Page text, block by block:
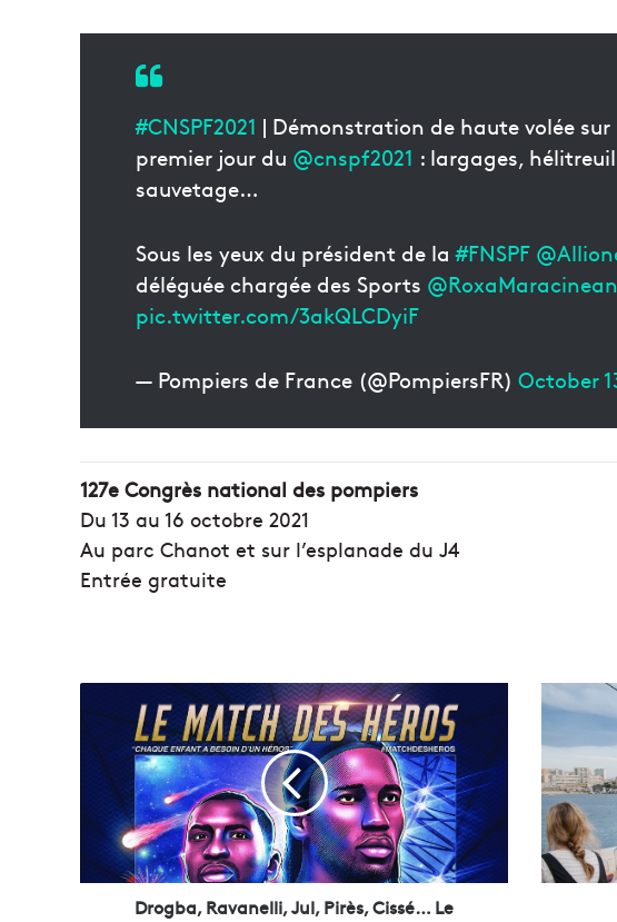
#CNSPF2021 | Démonstration de haute volée
premier jour du @cnspf2021 : largages,
sauvetage…
Sous les yeux du président de la#FNSPF
déléguée chargée des Sports
pic.twitter.com/3akQLCDyiF
— Pompiers de France (@PompiersFR) October
127e Congrès national des pompiers
Du 13 au 16 octobre 2021
Au parc Chanot et sur l’esplanade du J4
Entrée gratuite
D
r
o
g
b
a
R
a
Drogba, Ravanelli, Jul, Pirès, Cissé… Le
b
i
l
a
n
p
l